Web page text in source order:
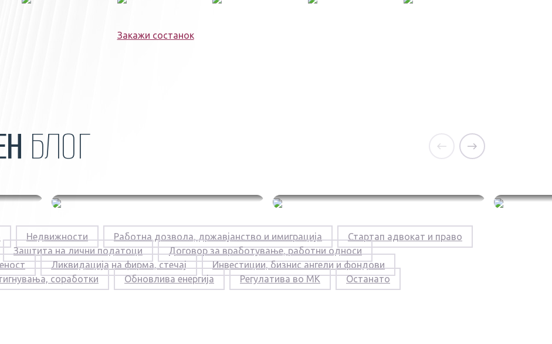
Закажи состанок
БЛОГ
Нов предлог закон
за парнична
постапка
Инфлуенсери –
Закон | Правилник |
Регулација
Недвижности Работна дозвола, државјанство и имиграција
Стартап адвокат и право
Заштита на лични податоци
Договор за вработување, работни односи
Ликвидација на фирма, стечај
Инвестиции, бизнис ангели и фондови
соработки
Обновлива енергија Регулатива во MK Останато